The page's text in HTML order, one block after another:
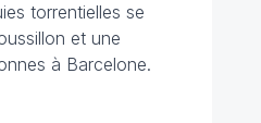
torrentielles se
et une
à Barcelone.